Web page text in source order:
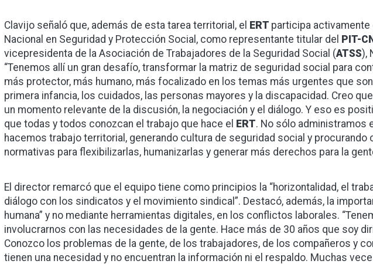
Clavijo señaló que, además de esta tarea territorial, el ERT participa activamente
Nacional en Seguridad y Protección Social, como representante titular del PIT-
vicepresidenta de la Asociación de Trabajadores de la Seguridad Social (ATSS),
“Tenemos allí un gran desafío, transformar la matriz de seguridad social para
más protector, más humano, más focalizado en los temas más urgentes que
primera infancia, los cuidados, las personas mayores y la discapacidad. Creo
un momento relevante de la discusión, la negociación y el diálogo. Y eso es
que todas y todos conozcan el trabajo que hace el ERT. No sólo administramos
hacemos trabajo territorial, generando cultura de seguridad social y procurando
normativas para flexibilizarlas, humanizarlas y generar más derechos para la
El director remarcó que el equipo tiene como principios la “horizontalidad, el
diálogo con los sindicatos y el movimiento sindical”. Destacó, además, la
humana” y no mediante herramientas digitales, en los conflictos laborales.
involucrarnos con las necesidades de la gente. Hace más de 30 años que soy
Conozco los problemas de la gente, de los trabajadores, de los compañeros y
tienen una necesidad y no encuentran la información ni el respaldo. Muchas